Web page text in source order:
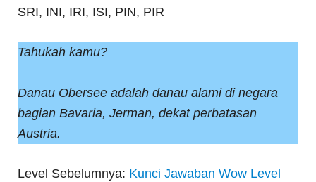
SRI, INI, IRI, ISI, PIN, PIR
Tahukah kamu?
Danau Obersee adalah danau alami di negara
bagian Bavaria, Jerman, dekat perbatasan
Austria.
Level Sebelumnya: Kunci Jawaban Wow Level